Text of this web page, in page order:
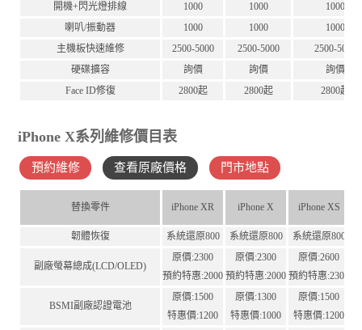
開機+閃光燈排線
1000 1000
1000
喇叭/振動器
1000 1000
1000
主機板快速維修
2500-5000 2500-5000
2500-5000
硬碟擴容
詢價 詢價
詢價
Face ID修復
2800起 2800起 2800起
iPhone X系列維修價目表
預約維修 查看原廠價格 門市地點
替換零件 iPhone XR iPhone X iPhone XS
韌體恢復 系統還原800 系統還原800 系統還原800
副廠螢幕總成(LCD/OLED)
原價:2300
預約特惠:2000
原價:2300
預約特惠:2000
原價:2600
預約特惠:2300
BSMI副廠認證電池
原價:1500
特惠價:1200
原價:1300
特惠價:1000
原價:1500
特惠價:1200